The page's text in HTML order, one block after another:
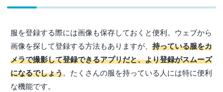
服を登録する際には画像も保存しておくと便利。ウェブから
画像を探して登録する方法もありますが、 持っている服をカ
メラで撮影して登録できるアプリだと、より登録がスムーズ
になるでしょう。たくさんの服を持っている人には特に便利
な機能です。